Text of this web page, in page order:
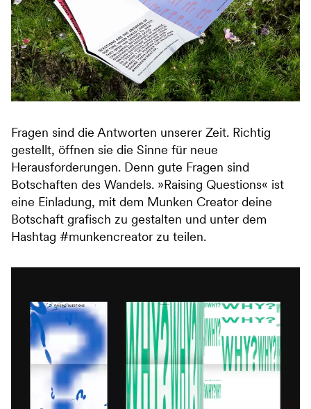
Fragen sind die Antworten unserer Zeit. Richtig
gestellt, öffnen sie die Sinne für neue
Herausforderungen. Denn gute Fragen sind
Botschaften des Wandels. »Raising Questions« ist
eine Einladung, mit dem Munken Creator deine
Botschaft grafisch zu gestalten und unter dem
Hashtag #munkencreator zu teilen.